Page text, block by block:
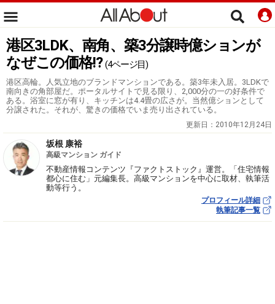
港区3LDK、南角、築3分譲時億ションが
なぜこの価格!? (4ページ目)
港区高輪。人気立地のブランドマンションである。築3年未入居。3LDKで
南向きの角部屋だ。ポータルサイトで見る限り、2,000分の一の好条件で
ある。浴室に窓が有り、キッチンは4.4畳の広さが。当然億ションとして
分譲された。それが、驚きの価格でいま売り出されている。
更新日： 2010年12月24日
坂根 康裕
高級マンション ガイド
不動産情報コンテンツ『ファクトストック』運営。「住宅情報
都心に住む」元編集長。高級マンションを中心に取材、執筆活
動等行う。
プロフィール詳細
執筆記事一覧